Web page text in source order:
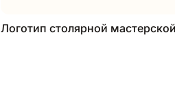
Логотип столярной мастерской